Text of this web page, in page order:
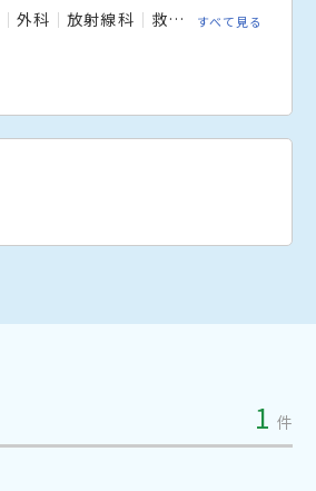
外科 放射線科 救急科 整形外科
すべて見る
1 件